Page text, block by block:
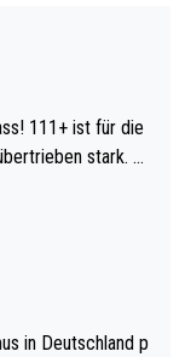
die
stark. U
in Deutschland p